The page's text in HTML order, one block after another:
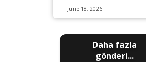
June 18, 2026
Daha fazla
gönderi...